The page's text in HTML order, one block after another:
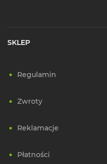
SKLEP
Regulamin
Zwroty
Reklamacje
Płatności